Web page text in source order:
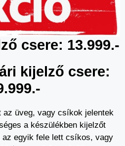
csere: 13.999.-
kijelző csere:
az üveg, vagy csíkok jelentek
a készülékben kijelzőt
egyik fele lett csíkos, vagy